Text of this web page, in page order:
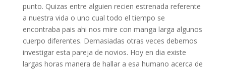
punto. Quizas entre alguien recien estrenada referente
a nuestra vida o uno cual todo el tiempo se
encontraba pais ahi nos mire con manga larga algunos
cuerpo diferentes. Demasiadas otras veces debemos
investigar esta pareja de novios. Hoy en dia existe
largas horas manera de hallar a esa humano acerca de